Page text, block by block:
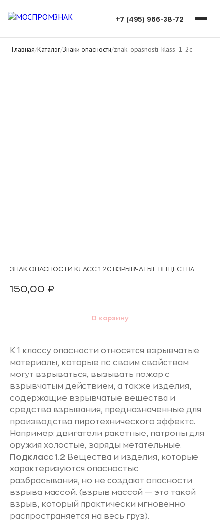
+7 (495) 966-38-72
Главная/Каталог/Знаки опасности/znak_opasnosti_klass_1_2c
ЗНАК ОПАСНОСТИ КЛАСС 1.2C ВЗРЫВЧАТЫЕ ВЕЩЕСТВА
150,00 ₽
В корзину
К 1 классу опасности относятся взрывчатые
материалы, которые по своим свойствам
могут взрываться, вызывать пожар с
взрывчатым действием, а также изделия,
содержащие взрывчатые вещества и
средства взрывания, предназначенные для
производства пиротехнического эффекта.
Например: двигатели ракетные, патроны для
оружия холостые, заряды метательные.
Подкласс 1.2 Вещества и изделия, которые
характеризуются опасностью
разбрасывания, но не создают опасности
взрыва массой. (взрыв массой — это такой
взрыв, который практически мгновенно
распространяется на весь груз).